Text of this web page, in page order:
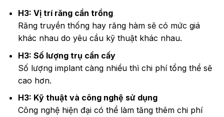
H3: Vị trí răng cần trồng
Răng truyền thống hay răng hàm sẽ có mức giá
khác nhau do yêu cầu kỹ thuật khác nhau.
H3: Số lượng trụ cần cấy
Số lượng implant càng nhiều thì chi phí tổng thể sẽ
cao hơn.
H3: Kỹ thuật và công nghệ sử dụng
Công nghệ hiện đại có thể làm tăng thêm chi phí